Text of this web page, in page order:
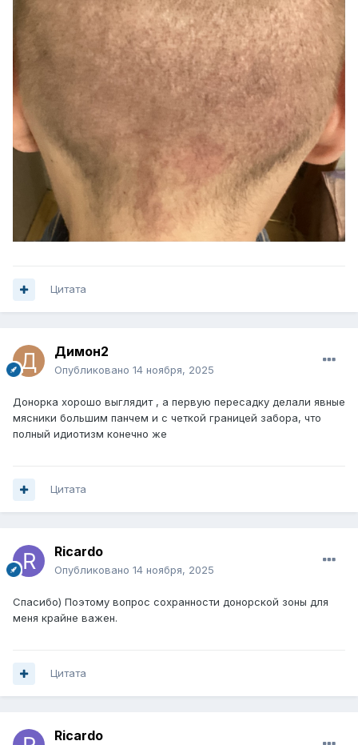
Цитата
Димон2
Опубликовано 14 ноября, 2025
Донорка хорошо выглядит , а первую пересадку делали явные
мясники большим панчем и с четкой границей забора, что
полный идиотизм конечно же
Цитата
Ricardo
Опубликовано 14 ноября, 2025
Спасибо) Поэтому вопрос сохранности донорской зоны для
меня крайне важен.
Цитата
Ricardo